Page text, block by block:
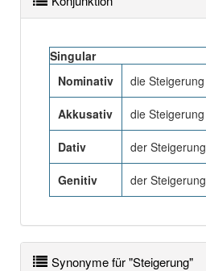
Singular
Nominativ
die Steigerung
Akkusativ die Steigerung
Dativ der Steigerung
Genitiv der Steigerung
Synonyme für "Steigerung"